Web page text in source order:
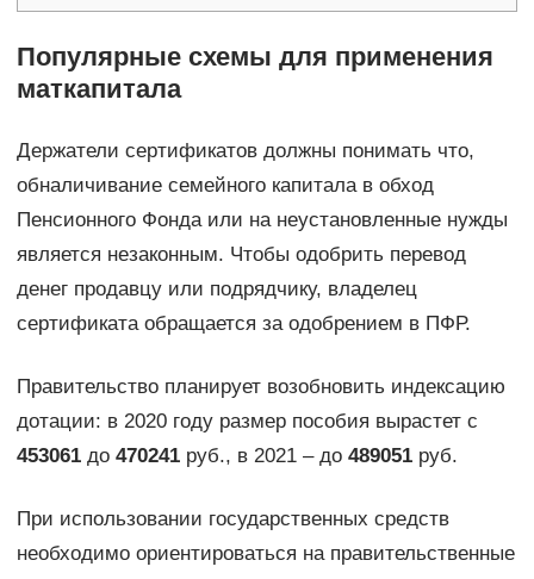
Популярные схемы для применения
маткапитала
Держатели сертификатов должны понимать что,
обналичивание семейного капитала в обход
Пенсионного Фонда или на неустановленные нужды
является незаконным. Чтобы одобрить перевод
денег продавцу или подрядчику, владелец
сертификата обращается за одобрением в ПФР.
Правительство планирует возобновить индексацию
дотации: в 2020 году размер пособия вырастет с
453061до 470241руб., в 2021 – до 489051руб.
При использовании государственных средств
необходимо ориентироваться на правительственные